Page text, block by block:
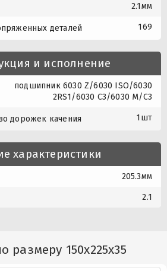
2.1мм
деталей 169
и исполнение
подшипник 6030 Z/6030 ISO/6030
2RS1/6030 C3/6030 M/C3
дорожек качения 1шт
характеристики
205.3мм
2.1
размеру 150x225x35